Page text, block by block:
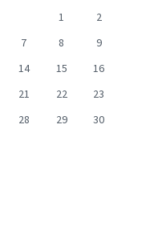
1
2
7 8
9
14 15
16
21 22
23
28 29
30